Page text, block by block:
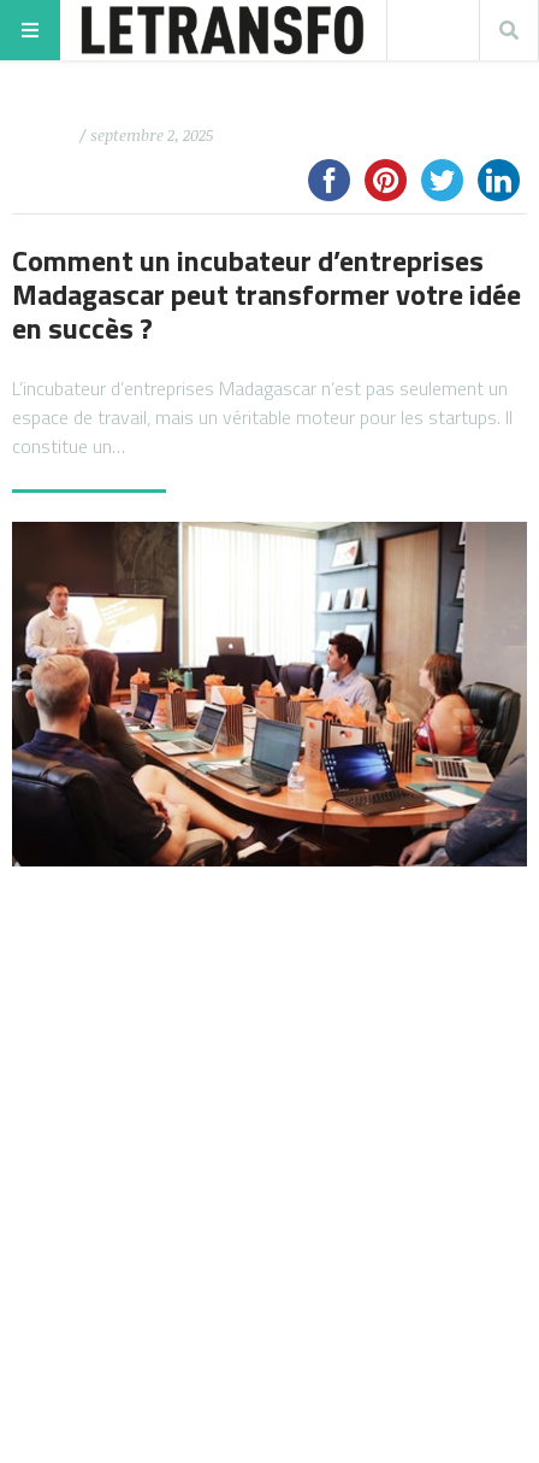
/ septembre 2, 2025
Comment un incubateur d’entreprises
Madagascar peut transformer votre idée
en succès ?
L’incubateur d’entreprises Madagascar n’est pas seulement un
espace de travail, mais un véritable moteur pour les startups. Il
constitue un…